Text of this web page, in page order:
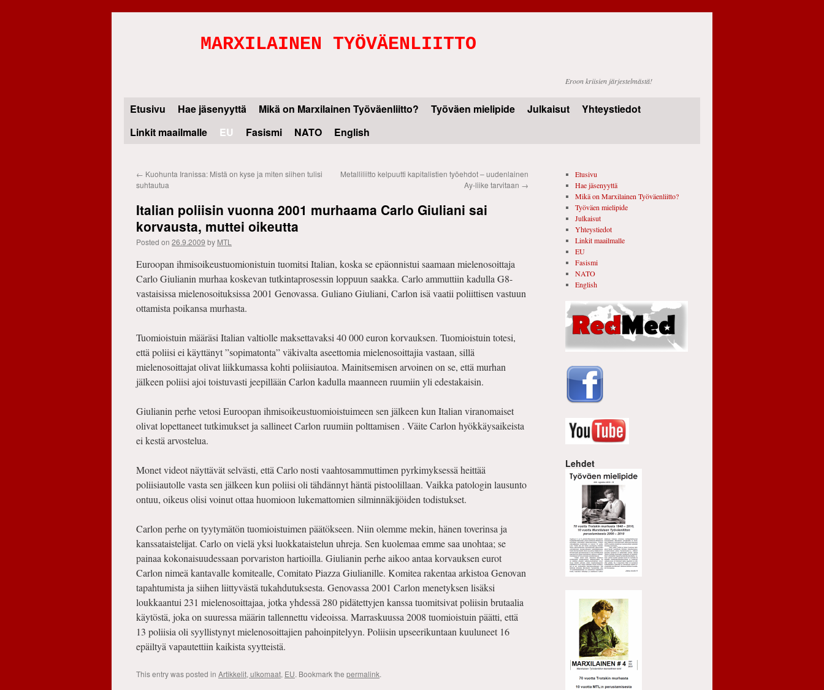
MARXILAINEN TYÖVÄENLIITTO
Eroon kriisien järjestelmästä!
Skip
to
Etusivu Hae jäsenyyttä Mikä on Marxilainen Työväenliitto? Työväen mielipide Julkaisut
Yhteystiedot
Linkit maailmalle
EU Fasismi NATO English
← Kuohunta Iranissa: Mistä on kyse ja miten siihen tulisi
suhtautua
Metalliliitto kelpuutti kapitalistien työehdot – uudenlainen
Ay-liike tarvitaan →
Italian poliisin vuonna 2001 murhaama Carlo Giuliani sai
korvausta, muttei oikeutta
Posted on 26.9.2009 by MTL
Euroopan ihmisoikeustuomionistuin tuomitsi Italian, koska se epäonnistui saamaan mielenosoittaja
Carlo Giulianin murhaa koskevan tutkintaprosessin loppuun saakka. Carlo ammuttiin kadulla G8-
vastaisissa mielenosoituksissa 2001 Genovassa. Guliano Giuliani, Carlon isä vaatii poliittisen vastuun
ottamista poikansa murhasta.
Tuomioistuin määräsi Italian valtiolle maksettavaksi 40 000 euron korvauksen. Tuomioistuin totesi,
että poliisi ei käyttänyt ”sopimatonta” väkivalta aseettomia mielenosoittajia vastaan, sillä
mielenosoittajat olivat liikkumassa kohti poliisiautoa. Mainitsemisen arvoinen on se, että murhan
jälkeen poliisi ajoi toistuvasti jeepillään Carlon kadulla maanneen ruumiin yli edestakaisin.
Giulianin perhe vetosi Euroopan ihmisoikeustuomioistuimeen sen jälkeen kun Italian viranomaiset
olivat lopettaneet tutkimukset ja sallineet Carlon ruumiin polttamisen . Väite Carlon hyökkäysaikeista
ei kestä arvostelua.
Monet videot näyttävät selvästi, että Carlo nosti vaahtosammuttimen pyrkimyksessä heittää
poliisiautolle vasta sen jälkeen kun poliisi oli tähdännyt häntä pistoolillaan. Vaikka patologin lausunto
ontuu, oikeus olisi voinut ottaa huomioon lukemattomien silminnäkijöiden todistukset.
Carlon perhe on tyytymätön tuomioistuimen päätökseen. Niin olemme mekin, hänen toverinsa ja
kanssataistelijat. Carlo on vielä yksi luokkataistelun uhreja. Sen kuolemaa emme saa unohtaa; se
painaa kokonaisuudessaan porvariston hartioilla. Giulianin perhe aikoo antaa korvauksen eurot
Carlon nimeä kantavalle komitealle, Comitato Piazza Giulianille. Komitea rakentaa arkistoa Genovan
tapahtumista ja siihen liittyvästä tukahdutuksesta. Genovassa 2001 Carlon menetyksen lisäksi
loukkaantui 231 mielenosoittajaa, jotka yhdessä 280 pidätettyjen kanssa tuomitsivat poliisin brutaalia
käytöstä, joka on suuressa määrin tallennettu videoissa. Marraskuussa 2008 tuomioistuin päätti, että
13 poliisia oli syyllistynyt mielenosoittajien pahoinpitelyyn. Poliisin upseerikuntaan kuuluneet 16
epäiltyä vapautettiin kaikista syytteistä.
This entry was posted in Artikkelit, ulkomaat, EU. Bookmark the permalink.
Etusivu
Hae jäsenyyttä
Mikä on Marxilainen Työväenliitto?
Työväen mielipide
Julkaisut
Yhteystiedot
Linkit maailmalle
EU
Fasismi
NATO
English
Lehdet